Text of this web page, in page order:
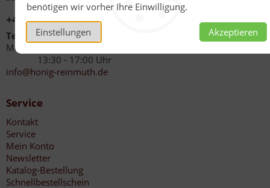
benötigen wir vorher Ihre Einwilligung.
Einstellungen Akzeptieren
+49 (0)6267 1021
Telefonzeiten
Mo - Fr 08:00 - 12:00 Uhr
13:30 - 17:00 Uhr
info@honig-reinmuth.de
Service
Kontakt
Service
Mein Konto
Newsletter
Katalog-Bestellung
Schnellbestellschein